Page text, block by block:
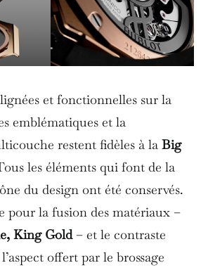
et fonctionnelles sur la
emblématiques et la
restent fidèles à la Big
les éléments qui font de la
du design ont été conservés.
pour la fusion des matériaux –
King Gold– et le contraste
offert par le brossage